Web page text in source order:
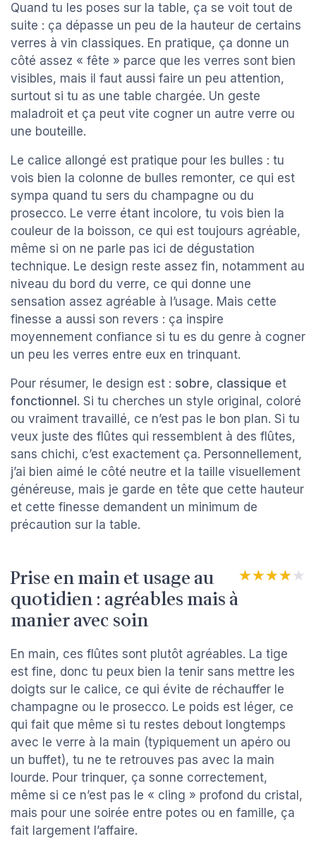
Quand tu les poses sur la table, ça se voit tout de
suite : ça dépasse un peu de la hauteur de certains
verres à vin classiques. En pratique, ça donne un
côté assez « fête » parce que les verres sont bien
visibles, mais il faut aussi faire un peu attention,
surtout si tu as une table chargée. Un geste
maladroit et ça peut vite cogner un autre verre ou
une bouteille.
Le calice allongé est pratique pour les bulles : tu
vois bien la colonne de bulles remonter, ce qui est
sympa quand tu sers du champagne ou du
prosecco. Le verre étant incolore, tu vois bien la
couleur de la boisson, ce qui est toujours agréable,
même si on ne parle pas ici de dégustation
technique. Le design reste assez fin, notamment au
niveau du bord du verre, ce qui donne une
sensation assez agréable à l’usage. Mais cette
finesse a aussi son revers : ça inspire
moyennement confiance si tu es du genre à cogner
un peu les verres entre eux en trinquant.
Pour résumer, le design est : sobre, classique et
fonctionnel . Si tu cherches un style original, coloré
ou vraiment travaillé, ce n’est pas le bon plan. Si tu
veux juste des flûtes qui ressemblent à des flûtes,
sans chichi, c’est exactement ça. Personnellement,
j’ai bien aimé le côté neutre et la taille visuellement
généreuse, mais je garde en tête que cette hauteur
et cette finesse demandent un minimum de
précaution sur la table.
Prise en main et usage au
quotidien : agréables mais à
manier avec soin
★★★★★
★★★★★
En main, ces flûtes sont plutôt agréables. La tige
est fine, donc tu peux bien la tenir sans mettre les
doigts sur le calice, ce qui évite de réchauffer le
champagne ou le prosecco. Le poids est léger, ce
qui fait que même si tu restes debout longtemps
avec le verre à la main (typiquement un apéro ou
un buffet), tu ne te retrouves pas avec la main
lourde. Pour trinquer, ça sonne correctement,
même si ce n’est pas le « cling » profond du cristal,
mais pour une soirée entre potes ou en famille, ça
fait largement l’affaire.